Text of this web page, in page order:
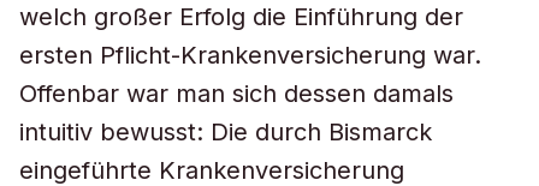
welch großer Erfolg die Einführung der
ersten Pflicht-Krankenversicherung war.
Offenbar war man sich dessen damals
intuitiv bewusst: Die durch Bismarck
eingeführte Krankenversicherung